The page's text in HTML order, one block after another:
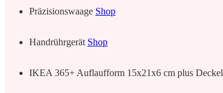
Präzisionswaage Shop
Handrührgerät Shop
IKEA 365+ Auflaufform 15x21x6 cm plus Deckel